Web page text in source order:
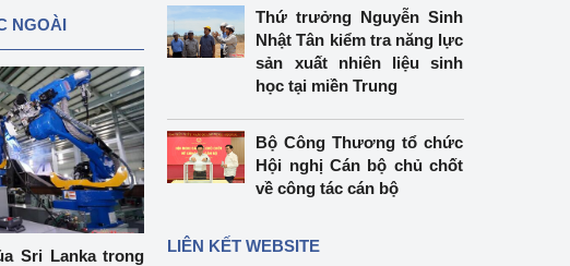
NGOÀI
Sri Lanka trong
Thứ trưởng Nguyễn Sinh
Nhật Tân kiểm tra năng lực
sản xuất nhiên liệu sinh
học tại miền Trung
Bộ Công Thương tổ chức
Hội nghị Cán bộ chủ chốt
về công tác cán bộ
LIÊN KẾT WEBSITE